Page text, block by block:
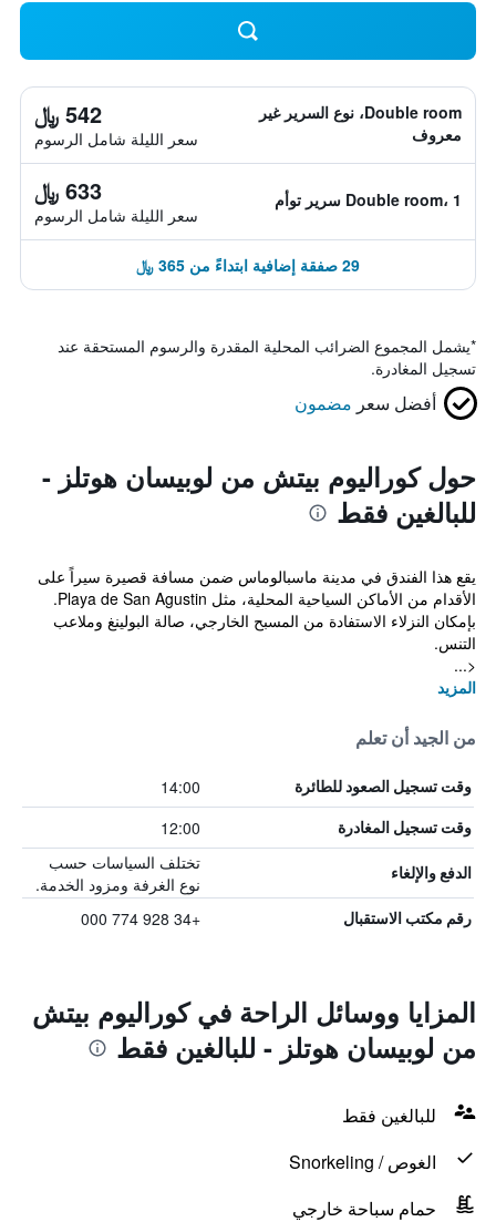
Double room، نوع السرير غير
معروف
542 ﷼
سعر الليلة شامل الرسوم
Double room، 1 سرير توأم 633 ﷼
سعر الليلة شامل الرسوم
29 صفقة إضافية ابتداءً من 365 ﷼
*يشمل المجموع الضرائب المحلية المقدرة والرسوم المستحقة عند
تسجيل المغادرة.
أفضل سعر مضمون
حول كوراليوم بيتش من لوبيسان هوتلز -
للبالغين فقط
يقع هذا الفندق في مدينة ماسبالوماس ضمن مسافة قصيرة سيراً على
الأقدام من الأماكن السياحية المحلية، مثل Playa de San Agustin.
بإمكان النزلاء الاستفادة من المسبح الخارجي، صالة البولينغ وملاعب
التنس.
<...
المزيد
من الجيد أن تعلم
وقت تسجيل الصعود للطائرة 14:00
وقت تسجيل المغادرة 12:00
الدفع والإلغاء
تختلف السياسات حسب
نوع الغرفة ومزود الخدمة.
رقم مكتب الاستقبال +34 928 774 000
المزايا ووسائل الراحة في كوراليوم بيتش
من لوبيسان هوتلز - للبالغين فقط
للبالغين فقط
الغوص / Snorkeling
حمام سباحة خارجي